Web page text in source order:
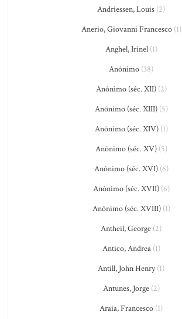
Andriessen, Louis (2)
Anerio, Giovanni Francesco(1)
Anghel, Irinel(1)
Anônimo (38)
Anônimo (séc. XII)(2)
Anônimo (séc. XIII)(5)
Anônimo (séc. XIV)(1)
Anônimo (séc. XV)(5)
Anônimo (séc. XVI)(6)
Anônimo (séc. XVII)(6)
Anônimo (séc. XVIII)(1)
Antheil, George (2)
Antico, Andrea(1)
Antill, John Henry(1)
Antunes, Jorge(2)
Araia, Francesco (1)